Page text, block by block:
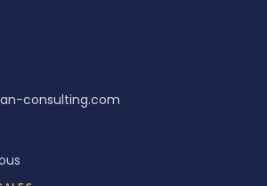
consulting.com